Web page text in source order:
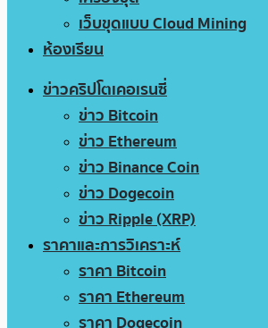
เว็บขุดแบบ Cloud Mining
ห้องเรียน
ข่าวคริปโตเคอเรนซี่
ข่าว Bitcoin
ข่าว Ethereum
ข่าว Binance Coin
ข่าว Dogecoin
ข่าว Ripple (XRP)
ราคาและการวิเคราะห์
ราคา Bitcoin
ราคา Ethereum